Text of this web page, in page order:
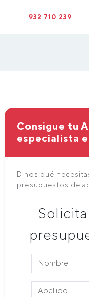
932 710 239
Consigue tu
especialista
Dinos qué
presupuestos de